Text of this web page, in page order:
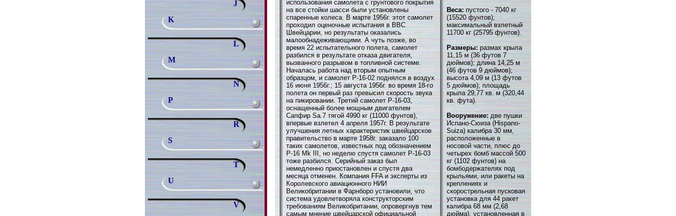
J
K
L
M
N
P
R
S
T
U
V
использования самолета с грунтового покрытия
на все стойки шасси были установлены
спаренные колеса. В марте 1956г. этот самолет
проходил оценочные испытания в ВВС
Швейцарии, но результаты оказались
малообнадеживающими. А чуть позже, во
время 22 испытательного полета, самолет
разбился в результате отказа двигателя,
вызванного разрывом в топливной системе.
Началась работа над вторым опытным
образцом, и самолет Р-16-02 поднялся в воздух
16 июня 1956г.; 15 августа 1956г. во время 18-го
полета он первый раз превысил скорость звука
на пикировании. Третий самолет Р-16-03,
оснащенный более мощным двигателем
Сапфир Sa.7 тягой 4990 кг (11000 фунтов),
впервые взлетел 4 апреля 1957г. В результате
улучшения летных характеристик швейцарское
правительство в марте 1958г. заказало 100
таких самолетов, известных под обозначением
P-16 Mk III, но неделю спустя самолет Р-16-03
тоже разбился. Серийный заказ был
немедленно приостановлен и спустя два
месяца отменен. Компания FFA и эксперты из
Королевского авиационного НИИ
Великобритании в Фарнборо установили, что
система удовлетворяла конструкторским
требованиям Великобритании, опровергнув тем
самым мнение швейцарской официальной
Веса: пустого - 7040 кг
(15520 фунтов);
максимальный взлетный
11700 кг (25795 фунтов).
Размеры: размах крыла
11,15 м (36 футов 7
дюймов); длина 14,25 м
(46 футов 9 дюймов);
высота 4,09 м (13 футов
5 дюймов); площадь
крыла 29,77 кв. м (320,44
кв. фута).
Вооружение: две пушки
Испано-Сюиза (Hispano-
Suiza) калибра 30 мм,
расположенные в
носовой части, плюс до
четырех бомб массой 500
кг (1102 фунтов) на
бомбодержателях под
крыльями, или ракеты на
креплениях и
скорострельная пусковая
установка для 44 ракет
калибра 68 мм (2,68
дюйма), установленная в